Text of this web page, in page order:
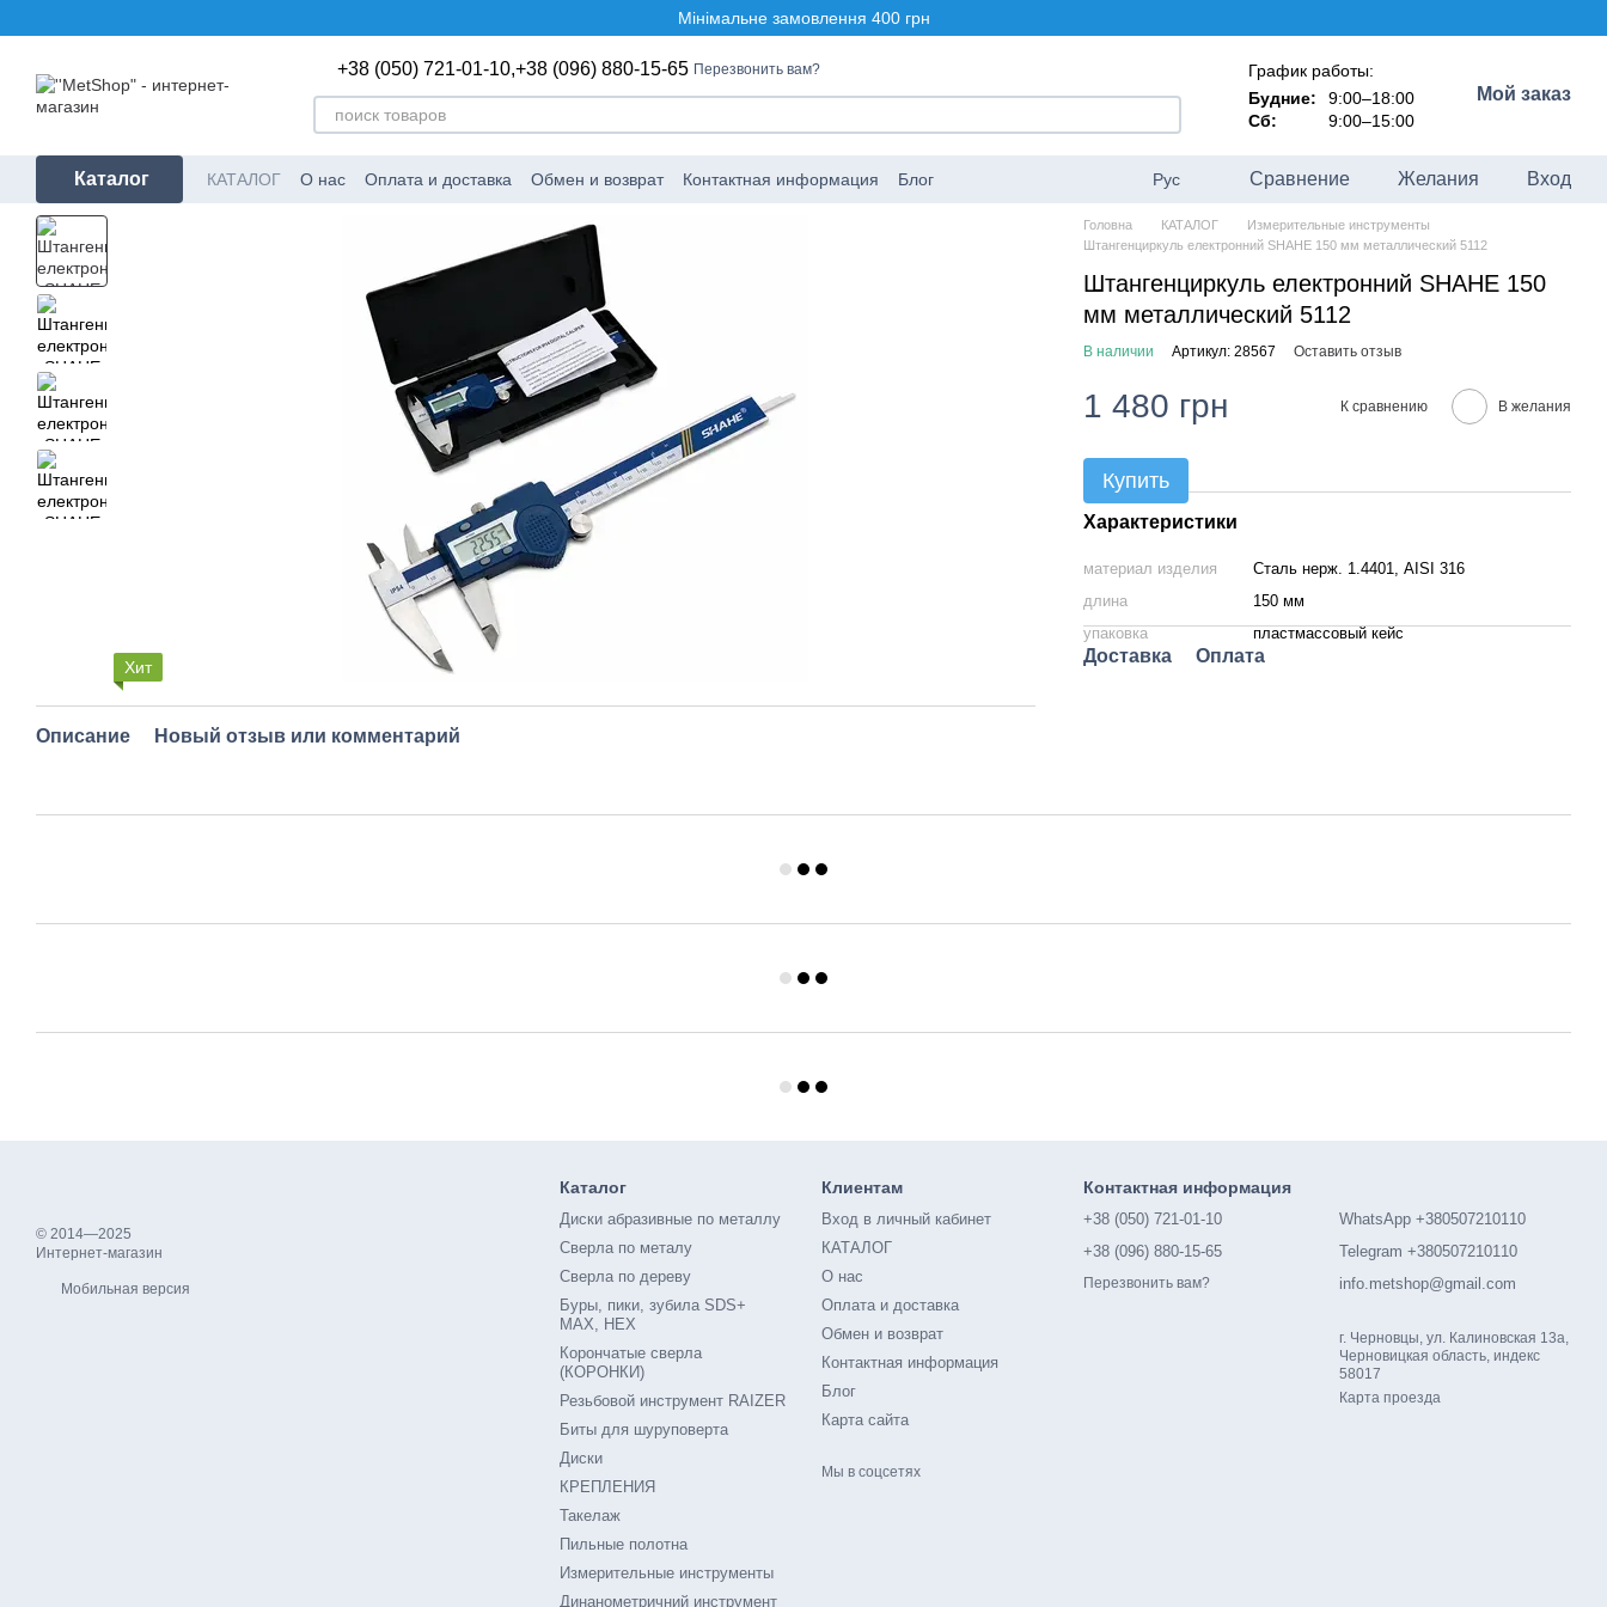
Мінімальне замовлення 400 грн
+38 (050) 721-01-10,+38 (096) 880-15-65 Перезвонить вам?
График работы:
Будние:
9:00–18:00
Сб:
9:00–15:00
Мой заказ
Каталог КАТАЛОГ О нас Оплата и доставка Обмен и возврат Контактная информация Блог Рус Сравнение Желания Вход
Хит
Описание Новый отзыв или комментарий
Головна КАТАЛОГ
Измерительные инструменты
Штангенциркуль електронний SHAHE 150 мм металлический 5112
Штангенциркуль електронний SHAHE 150
мм металлический 5112
В наличии Артикул: 28567 Оставить отзыв
1 480 грн К сравнению В желания
Купить
Характеристики
материал изделия
Сталь нерж. 1.4401, AISI 316
длина
150 мм
упаковка
пластмассовый кейс
Доставка Оплата
© 2014—2025
Интернет-магазин
Мобильная версия
Каталог
Диски абразивные по металлу
Сверла по металу
Сверла по дереву
Буры, пики, зубила SDS+
MAX, HEX
Корончатые сверла
(КОРОНКИ)
Резьбовой инструмент RAIZER
Биты для шуруповерта
Диски
КРЕПЛЕНИЯ
Такелаж
Пильные полотна
Измерительные инструменты
Динанометричний инструмент
Клиентам
Вход в личный кабинет
КАТАЛОГ
О нас
Оплата и доставка
Обмен и возврат
Контактная информация
Блог
Карта сайта
Мы в соцсетях
Контактная информация
+38 (050) 721-01-10
+38 (096) 880-15-65
Перезвонить вам?
WhatsApp +380507210110
Telegram +380507210110
info.metshop@gmail.com
г. Черновцы, ул. Калиновская 13а,
Черновицкая область, индекс
58017
Карта проезда